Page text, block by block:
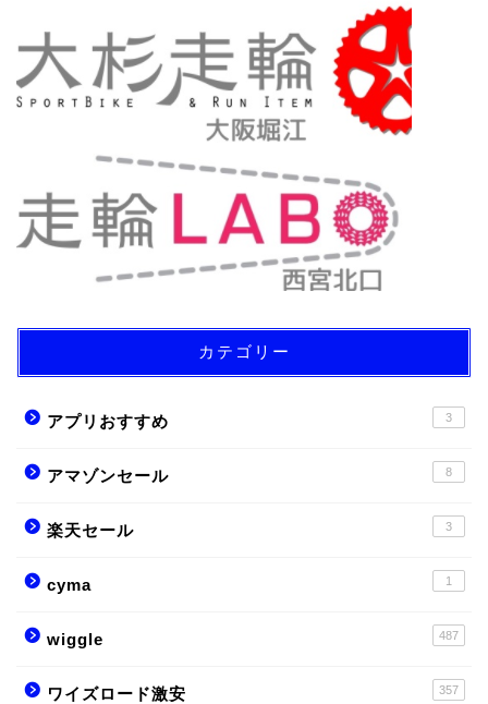
カテゴリー
アプリおすすめ 3
アマゾンセール 8
楽天セール 3
cyma 1
wiggle 487
ワイズロード激安 357